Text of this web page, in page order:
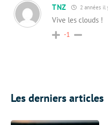
TNZ 2 années il
Vive les clouds !
-1
Les derniers articles